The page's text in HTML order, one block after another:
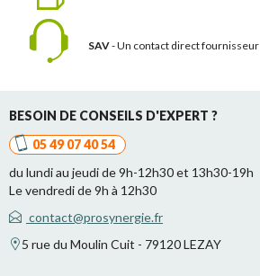
SAV- Un contact direct fournisseur
BESOIN DE CONSEILS D'EXPERT ?
05 49 07 40 54
du lundi au jeudi de 9h-12h30 et 13h30-19h
Le vendredi de 9h à 12h30
contact@prosynergie.fr
5 rue du Moulin Cuit - 79120 LEZAY